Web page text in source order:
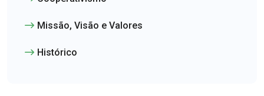
Missão, Visão e Valores
Histórico